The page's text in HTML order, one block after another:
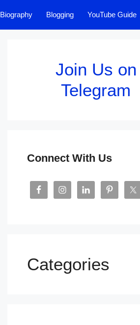
Biography Blogging YouTube Guide
Join Us on
Telegram
Connect With Us
Categories